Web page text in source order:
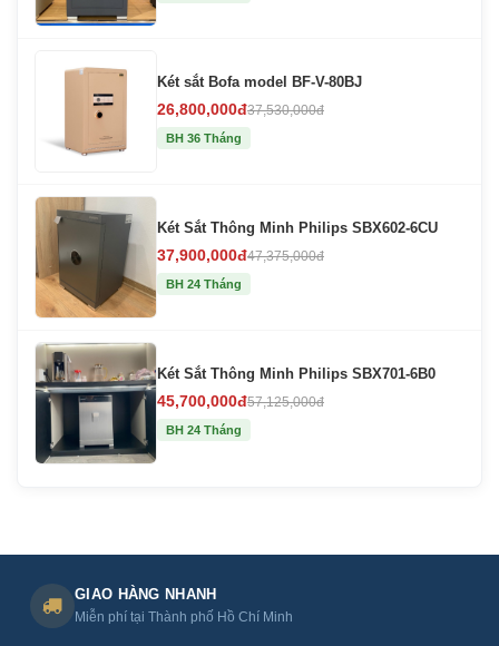
Két sắt Bofa model BF-V-80BJ
26,800,000đ37,530,000đ
BH 36 Tháng
Két Sắt Thông Minh Philips SBX602-6CU
37,900,000đ47,375,000đ
BH 24 Tháng
Két Sắt Thông Minh Philips SBX701-6B0
45,700,000đ57,125,000đ
BH 24 Tháng
GIAO HÀNG NHANH
Miễn phí tại Thành phố Hồ Chí Minh